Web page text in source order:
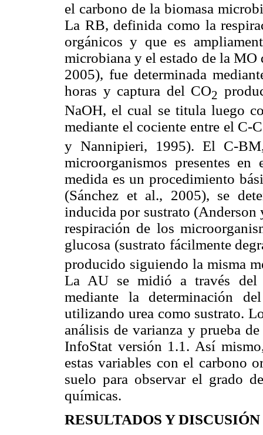
el carbono de la biomasa
La RB, definida como la
orgánicos y que es
microbiana y el estado de la
2005), fue determinada
horas y captura del CO2
NaOH, el cual se titula luego
mediante el cociente entre el C-
y Nannipieri, 1995).El C-
microorganismos presentes
medida es un procedimiento
(Sánchez et al., 2005), se
inducida por sustrato (Anderson
respiración de los
glucosa (sustrato fácilmente
producido siguiendo la misma
La AU se midió a través del
mediante la determinación
utilizando urea como sustrato.
análisis de varianza y prueba
InfoStat versión 1.1. Así
estas variables con el carbono
suelo para observar el grado
químicas.
RESULTADOS Y DISCUSIÓN